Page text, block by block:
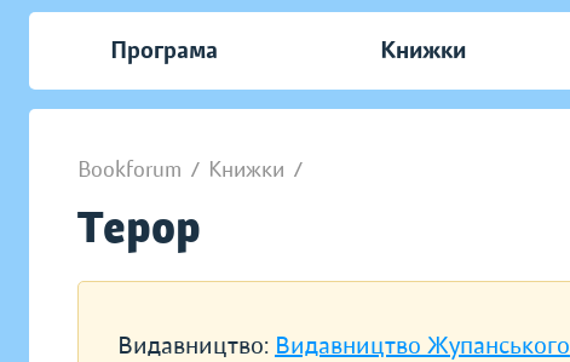
Програма Книжки
Bookforum / Книжки /
Терор
Видавництво: Видавництво Жупанського